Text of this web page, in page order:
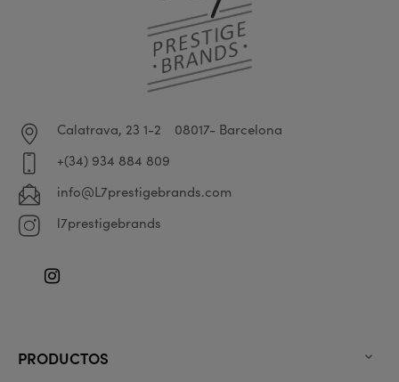
Calatrava, 23 1-2
08017- Barcelona
+(34) 934 884 809
info@L7prestigebrands.com
l7prestigebrands
Instagram
PRODUCTOS 